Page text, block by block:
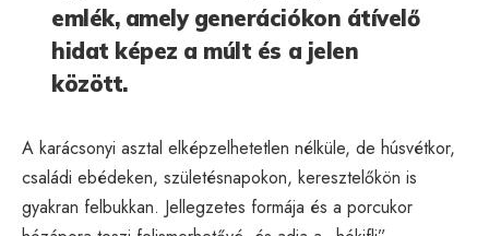
emlék, amely generációkon átívelő
hidat képez a múlt és a jelen
között.
A karácsonyi asztal elképzelhetetlen nélküle, de húsvétkor,
családi ebédeken, születésnapokon, keresztelőkön is
gyakran felbukkan. Jellegzetes formája és a porcukor